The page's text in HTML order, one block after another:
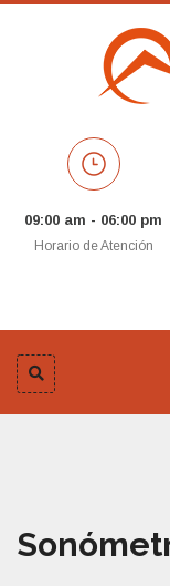
09:00 am - 06:00 pm
Horario de Atención